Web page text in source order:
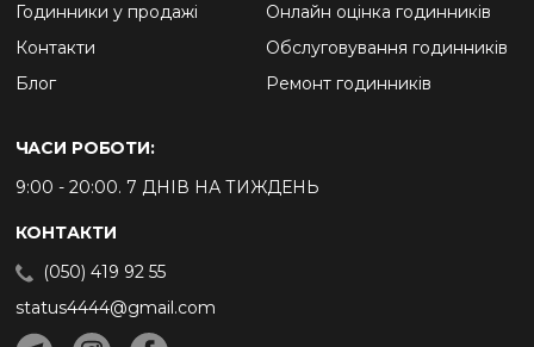
Годинники у продажі
Контакти
Блог
Онлайн оцінка годинників
Обслуговування годинників
Ремонт годинників
ЧАСИ РОБОТИ:
9:00 - 20:00. 7 ДНІВ НА ТИЖДЕНЬ
КОНТАКТИ
(050) 419 92 55
status4444@gmail.com